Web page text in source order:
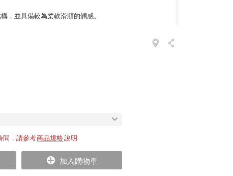
，並具備較為柔軟滑順的觸感。
石。品牌運用自皮包、鞋履製程中產生的皮革餘材，
量，再生的皮革產品十分易於清潔且耐用。
料、無可挑剔的品質，是 LIND DNA 的絕對優勢。現
家，備受全球使用者的關注。
間，請參考商品規格說明
加入購物車